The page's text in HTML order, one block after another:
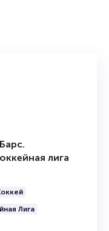
начиная с выбора
или продать билет
лига
Лига